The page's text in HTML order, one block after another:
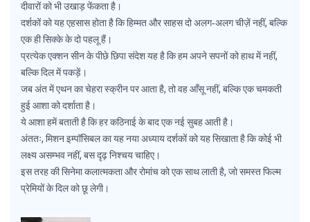
दीवारों को भी उखाड़ फेंकता है।
दर्शकों को यह एहसास होता है कि हिम्मत और साहस दो अलग‑अलग चीज़ें नहीं, बल्कि
एक ही सिक्के के दो पहलू हैं।
प्रत्येक एक्शन सीन के पीछे छिपा संदेश यह है कि हम अपने सपनों को हाथ में नहीं,
बल्कि दिल में पकड़ें।
जब अंत में एथन का चेहरा स्क्रीन पर आता है, तो वह आँसू नहीं, बल्कि एक चमकती
हुई आशा को दर्शाता है।
ये आशा हमें बताती है कि हर कठिनाई के बाद एक नई सुबह आती है।
अंततः, मिशन इम्पॉसिबल का यह नया अध्याय दर्शकों को यह सिखाता है कि कोई भी
लक्ष्य असम्भव नहीं, बस दृढ़ निश्चय चाहिए।
इस तरह की सिनेमा कलात्मकता और रोमांच को एक साथ लाती है, जो समस्त फिल्म
प्रेमियों के दिल को छू लेगी।